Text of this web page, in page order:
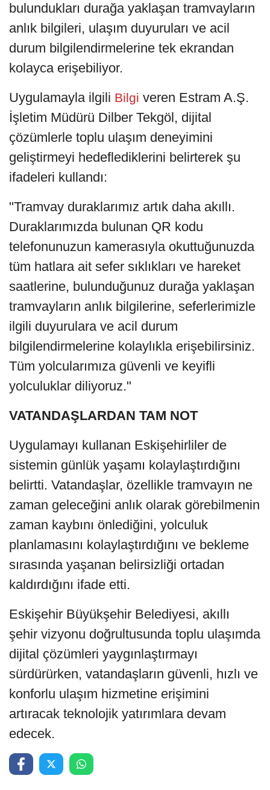
bulundukları durağa yaklaşan tramvayların
anlık bilgileri, ulaşım duyuruları ve acil
durum bilgilendirmelerine tek ekrandan
kolayca erişebiliyor.
Uygulamayla ilgili Bilgi veren Estram A.Ş.
İşletim Müdürü Dilber Tekgöl, dijital
çözümlerle toplu ulaşım deneyimini
geliştirmeyi hedeflediklerini belirterek şu
ifadeleri kullandı:
"Tramvay duraklarımız artık daha akıllı.
Duraklarımızda bulunan QR kodu
telefonunuzun kamerasıyla okuttuğunuzda
tüm hatlara ait sefer sıklıkları ve hareket
saatlerine, bulunduğunuz durağa yaklaşan
tramvayların anlık bilgilerine, seferlerimizle
ilgili duyurulara ve acil durum
bilgilendirmelerine kolaylıkla erişebilirsiniz.
Tüm yolcularımıza güvenli ve keyifli
yolculuklar diliyoruz."
VATANDAŞLARDAN TAM NOT
Uygulamayı kullanan Eskişehirliler de
sistemin günlük yaşamı kolaylaştırdığını
belirtti. Vatandaşlar, özellikle tramvayın ne
zaman geleceğini anlık olarak görebilmenin
zaman kaybını önlediğini, yolculuk
planlamasını kolaylaştırdığını ve bekleme
sırasında yaşanan belirsizliği ortadan
kaldırdığını ifade etti.
Eskişehir Büyükşehir Belediyesi, akıllı
şehir vizyonu doğrultusunda toplu ulaşımda
dijital çözümleri yaygınlaştırmayı
sürdürürken, vatandaşların güvenli, hızlı ve
konforlu ulaşım hizmetine erişimini
artıracak teknolojik yatırımlara devam
edecek.